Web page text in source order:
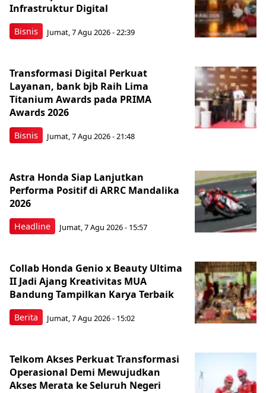
Bisnis
Infrastruktur Digital
Jumat, 7 Agu 2026 - 22:39
Bisnis
Transformasi Digital Perkuat
Layanan, bank bjb Raih Lima
Titanium Awards pada PRIMA
Awards 2026
Jumat, 7 Agu 2026 - 21:48
Headline
Astra Honda Siap Lanjutkan
Performa Positif di ARRC Mandalika
2026
Jumat, 7 Agu 2026 - 15:57
Berita
Collab Honda Genio x Beauty Ultima
II Jadi Ajang Kreativitas MUA
Bandung Tampilkan Karya Terbaik
Jumat, 7 Agu 2026 - 15:02
Telkom Akses Perkuat Transformasi
Operasional Demi Mewujudkan
Akses Merata ke Seluruh Negeri